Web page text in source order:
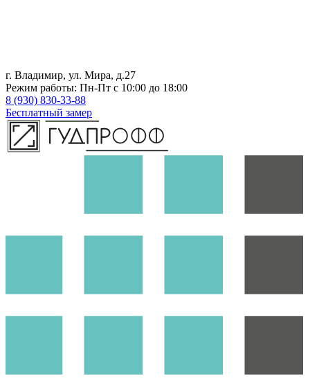
г. Владимир, ул. Мира, д.27
Режим работы: Пн-Пт с 10:00 до 18:00
8 (930) 830-33-88
Бесплатный замер